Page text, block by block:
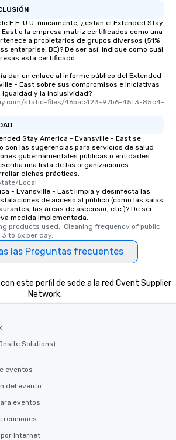
E.E. U.U. únicamente, ¿están el Extended Stay
o la empresa matriz certificados como una
a propietarios de grupos diversos (51%
enterprise, BE)? De ser así, indique como cuál
está certificado.
dar un enlace al informe público del Extended
- East sobre sus compromisos e iniciativas
y la inclusividad?
static-files/46bac423-97b6-45f3-85c4-
Stay America - Evansville - East se
con las sugerencias para servicios de salud
gubernamentales públicas o entidades
una lista de las organizaciones
dichas prácticas.
Local
- Evansville - East limpia y desinfecta las
de acceso al público (como las salas
las áreas de ascensor, etc.)? De ser
medida implementada.
products used.  Cleaning frequency of public
to 6x per day.
las Preguntas frecuentes
con este perfil de sede a la red Cvent Supplier
Network.
Solutions)
eventos
del evento
eventos
reuniones
Internet